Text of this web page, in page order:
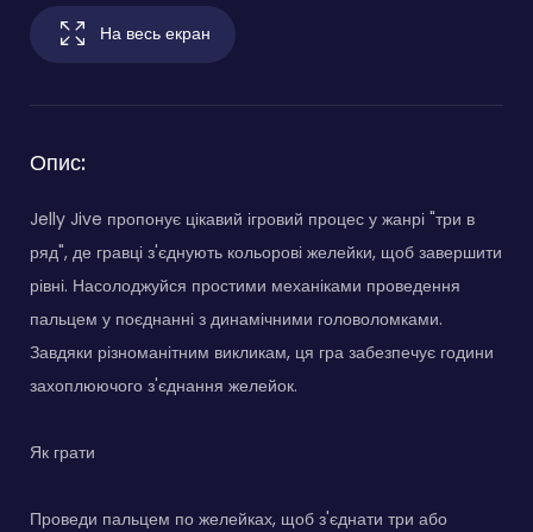
На весь екран
Опис:
Jelly Jive пропонує цікавий ігровий процес у жанрі "три в
ряд", де гравці з'єднують кольорові желейки, щоб завершити
рівні. Насолоджуйся простими механіками проведення
пальцем у поєднанні з динамічними головоломками.
Завдяки різноманітним викликам, ця гра забезпечує години
захоплюючого з'єднання желейок.
Як грати
Проведи пальцем по желейках, щоб з'єднати три або